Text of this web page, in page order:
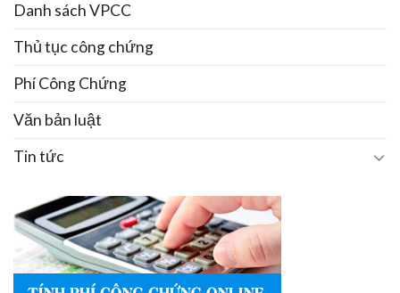
Danh sách VPCC
Thủ tục công chứng
Phí Công Chứng
Văn bản luật
Tin tức